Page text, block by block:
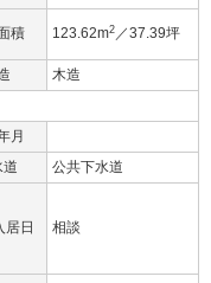
積 123.62m2 ／37.39坪
木造
月
道 公共下水道
居日 相談